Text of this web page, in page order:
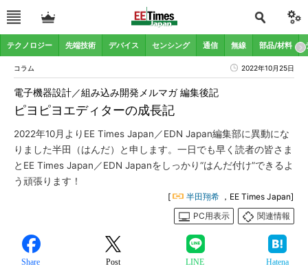
テクノロジー 先端技術 デバイス センシング 通信 無線 部品/材料
コラム 2022年10月25日
ピヨピヨエディターの成長記
電子機器設計／組み込み開発メルマガ 編集後記
2022年10月よりEE Times Japan／EDN Japan編集部に異動にな
りました半田（はんだ）と申します。一日でも早く読者の皆さま
とEE Times Japan／EDN Japanをしっかり“はんだ付け”できるよ
う頑張ります！
[ 半田翔希 ，EE Times Japan]
PC用表示
関連情報
Share Post LINE Hatena